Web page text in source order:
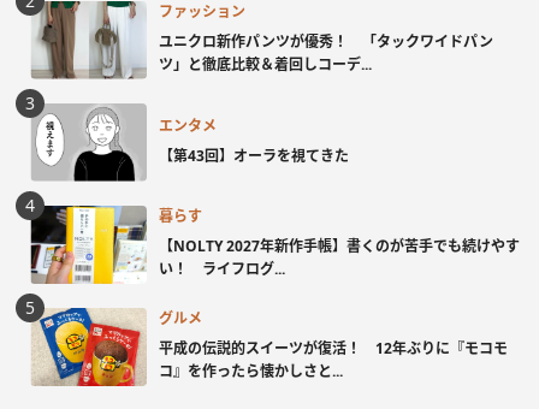
ファッション
ユニクロ新作パンツが優秀！ 「タックワイドパン
ツ」と徹底比較＆着回しコーデ...
エンタメ
【第43回】オーラを視てきた
暮らす
【NOLTY 2027年新作手帳】書くのが苦手でも続けやす
い！ ライフログ...
グルメ
平成の伝説的スイーツが復活！ 12年ぶりに『モコモ
コ』を作ったら懐かしさと...